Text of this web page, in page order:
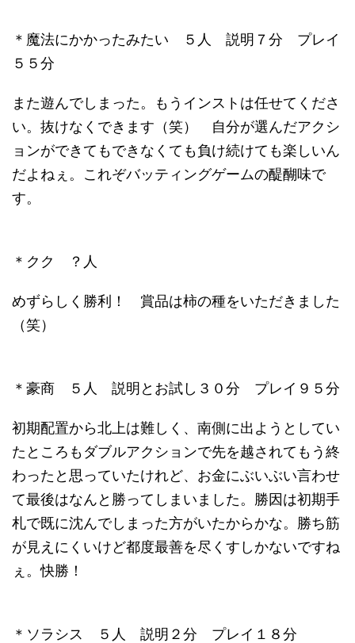
＊魔法にかかったみたい ５人 説明７分 プレイ
５５分
また遊んでしまった。もうインストは任せてくださ
い。抜けなくできます（笑） 自分が選んだアクシ
ョンができてもできなくても負け続けても楽しいん
だよねぇ。これぞバッティングゲームの醍醐味で
す。
＊クク ？人
めずらしく勝利！ 賞品は柿の種をいただきました
（笑）
＊豪商 ５人 説明とお試し３０分 プレイ９５分
初期配置から北上は難しく、南側に出ようとしてい
たところもダブルアクションで先を越されてもう終
わったと思っていたけれど、お金にぶいぶい言わせ
て最後はなんと勝ってしまいました。勝因は初期手
札で既に沈んでしまった方がいたからかな。勝ち筋
が見えにくいけど都度最善を尽くすしかないですね
ぇ。快勝！
＊ソラシス ５人 説明２分 プレイ１８分